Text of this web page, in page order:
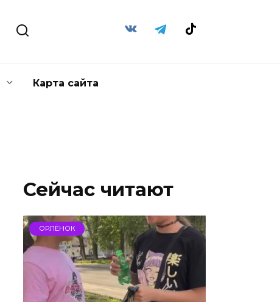
Карта сайта
Сейчас читают
ОРЛЁНОК